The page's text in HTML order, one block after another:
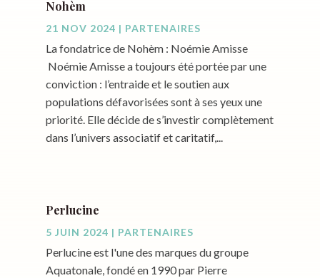
Nohèm
21 NOV 2024 | PARTENAIRES
La fondatrice de Nohèm : Noémie Amisse
Noémie Amisse a toujours été portée par une
conviction : l’entraide et le soutien aux
populations défavorisées sont à ses yeux une
priorité. Elle décide de s’investir complètement
dans l’univers associatif et caritatif,...
Perlucine
5 JUIN 2024 | PARTENAIRES
Perlucine est l'une des marques du groupe
Aquatonale, fondé en 1990 par Pierre